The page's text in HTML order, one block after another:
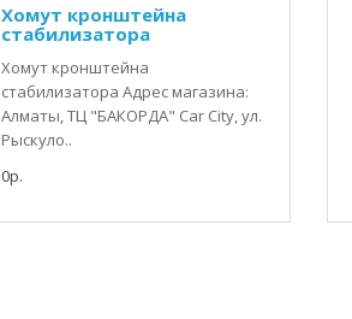
Хомут кронштейна
стабилизатора
Хомут кронштейна
стабилизатора Адрес магазина:
Алматы, ТЦ "БАКОРДА" Car City, ул.
Рыскуло..
0р.